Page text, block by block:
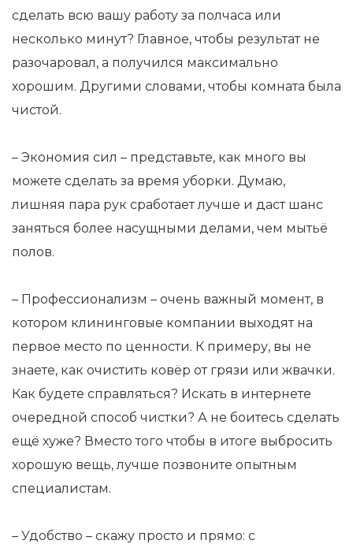
сделать всю вашу работу за полчаса или
несколько минут? Главное, чтобы результат не
разочаровал, а получился максимально
хорошим. Другими словами, чтобы комната была
чистой.
– Экономия сил – представьте, как много вы
можете сделать за время уборки. Думаю,
лишняя пара рук сработает лучше и даст шанс
заняться более насущными делами, чем мытьё
полов.
– Профессионализм – очень важный момент, в
котором клининговые компании выходят на
первое место по ценности. К примеру, вы не
знаете, как очистить ковёр от грязи или жвачки.
Как будете справляться? Искать в интернете
очередной способ чистки? А не боитесь сделать
ещё хуже? Вместо того чтобы в итоге выбросить
хорошую вещь, лучше позвоните опытным
специалистам.
– Удобство – скажу просто и прямо: с